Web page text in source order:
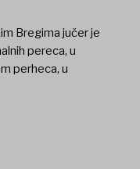
Bregima jučer je
pereca, u
perheca, u